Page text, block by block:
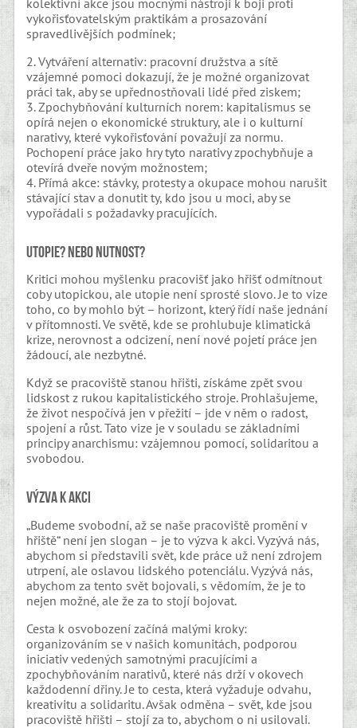
kolektivní akce jsou mocnými nástroji k boji proti
vykořisťovatelským praktikám a prosazování
spravedlivějších podmínek;
2. Vytváření alternativ: pracovní družstva a sítě
vzájemné pomoci dokazují, že je možné organizovat
práci tak, aby se upřednostňovali lidé před ziskem;
3. Zpochybňování kulturních norem: kapitalismus se
opírá nejen o ekonomické struktury, ale i o kulturní
narativy, které vykořisťování považují za normu.
Pochopení práce jako hry tyto narativy zpochybňuje a
otevírá dveře novým možnostem;
4. Přímá akce: stávky, protesty a okupace mohou narušit
stávající stav a donutit ty, kdo jsou u moci, aby se
vypořádali s požadavky pracujících.
Utopie? Nebo nutnost?
Kritici mohou myšlenku pracovišť jako hřišť odmítnout
coby utopickou, ale utopie není sprosté slovo. Je to vize
toho, co by mohlo být – horizont, který řídí naše jednání
v přítomnosti. Ve světě, kde se prohlubuje klimatická
krize, nerovnost a odcizení, není nové pojetí práce jen
žádoucí, ale nezbytné.
Když se pracoviště stanou hřišti, získáme zpět svou
lidskost z rukou kapitalistického stroje. Prohlašujeme,
že život nespočívá jen v přežití – jde v něm o radost,
spojení a růst. Tato vize je v souladu se základními
principy anarchismu: vzájemnou pomocí, solidaritou a
svobodou.
Výzva k akci
„Budeme svobodní, až se naše pracoviště promění v
hřiště“ není jen slogan – je to výzva k akci. Vyzývá nás,
abychom si představili svět, kde práce už není zdrojem
utrpení, ale oslavou lidského potenciálu. Vyzývá nás,
abychom za tento svět bojovali, s vědomím, že je to
nejen možné, ale že za to stojí bojovat.
Cesta k osvobození začíná malými kroky:
organizováním se v našich komunitách, podporou
iniciativ vedených samotnými pracujícími a
zpochybňováním narativů, které nás drží v okovech
každodenní dřiny. Je to cesta, která vyžaduje odvahu,
kreativitu a solidaritu. Avšak odměna – svět, kde jsou
pracoviště hřišti – stojí za to, abychom o ni usilovali.